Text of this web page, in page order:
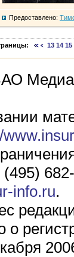
Предоставлено:
13 14 15
info.ru.
о